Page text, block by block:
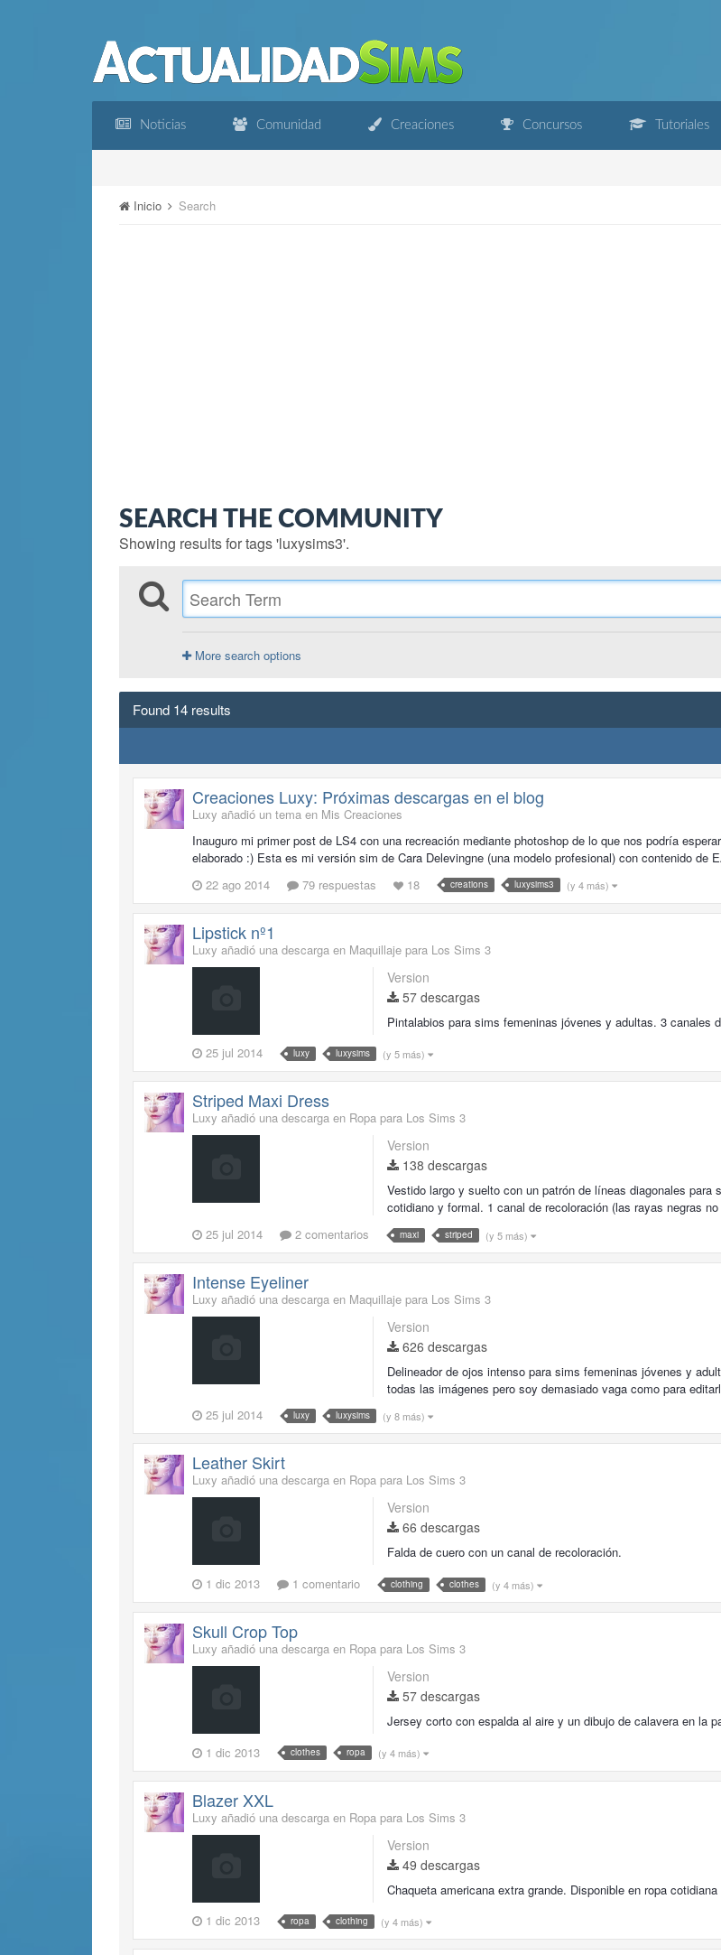
Noticias Comunidad Creaciones Concursos Tutoriales
Inicio Search
SEARCH THE COMMUNITY
Showing results for tags 'luxysims3'.
More search options
Found 14 results
Creaciones Luxy: Próximas descargas en el blog
Luxy añadió un tema en Mis Creaciones
Inauguro mi primer post de LS4 con una recreación mediante photoshop de lo que nos podría
elaborado :) Esta es mi versión sim de Cara Delevingne (una modelo profesional) con contenido de
22 ago 2014
79 respuestas 18 creations luxysims3 (y 4 más)
Lipstick nº1
Luxy añadió una descarga en Maquillaje para Los Sims 3
Version
57 descargas
Pintalabios para sims femeninas jóvenes y adultas. 3 canales
25 jul 2014
luxy luxysims (y 5 más)
Striped Maxi Dress
Luxy añadió una descarga en Ropa para Los Sims 3
Version
138 descargas
Vestido largo y suelto con un patrón de líneas diagonales
cotidiano y formal. 1 canal de recoloración (las rayas negras
25 jul 2014
2 comentarios maxi striped (y 5 más)
Intense Eyeliner
Luxy añadió una descarga en Maquillaje para Los Sims 3
Version
626 descargas
Delineador de ojos intenso para sims femeninas jóvenes y
todas las imágenes pero soy demasiado vaga como para
25 jul 2014
luxy luxysims (y 8 más)
Leather Skirt
Luxy añadió una descarga en Ropa para Los Sims 3
Version
66 descargas
Falda de cuero con un canal de recoloración.
1 dic 2013
1 comentario clothing clothes (y 4 más)
Skull Crop Top
Luxy añadió una descarga en Ropa para Los Sims 3
Version
57 descargas
Jersey corto con espalda al aire y un dibujo de calavera en la
1 dic 2013
clothes ropa (y 4 más)
Blazer XXL
Luxy añadió una descarga en Ropa para Los Sims 3
Version
49 descargas
Chaqueta americana extra grande. Disponible en ropa
1 dic 2013
ropa clothing (y 4 más)